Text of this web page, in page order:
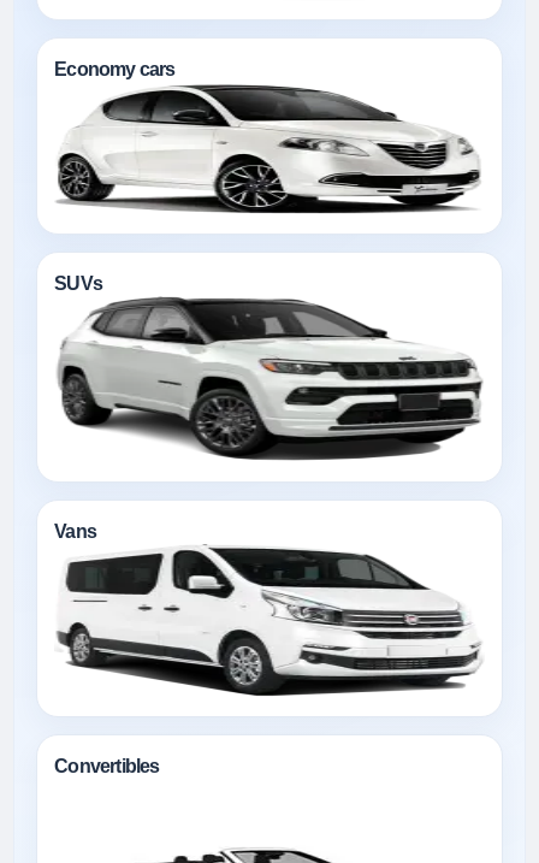
Economy cars
SUVs
Vans
Convertibles